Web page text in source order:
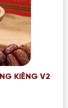
KIÊNG V2